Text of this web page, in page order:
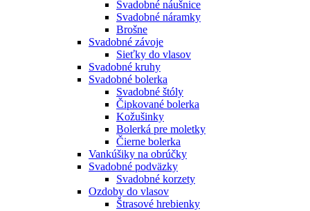
Svadobné náušnice
Svadobné náramky
Brošne
Svadobné závoje
Sieťky do vlasov
Svadobné kruhy
Svadobné bolerka
Svadobné štóly
Čipkované bolerka
Kožušinky
Bolerká pre moletky
Čierne bolerka
Vankúšiky na obrúčky
Svadobné podväzky
Svadobné korzety
Ozdoby do vlasov
Štrasové hrebienky